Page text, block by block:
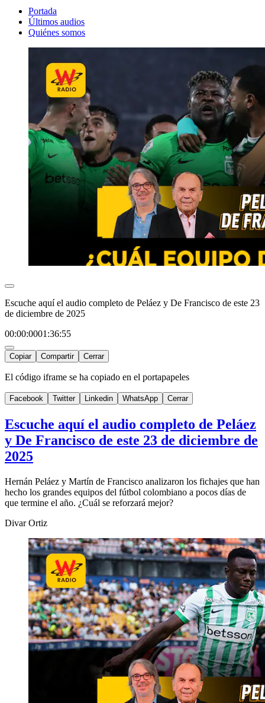
Portada
Últimos audios
Quiénes somos
Escuche aquí el audio completo de Peláez y De Francisco de este 23
de diciembre de 2025
00:00:0001:36:55
Copiar Compartir Cerrar
El código iframe se ha copiado en el portapapeles
Facebook Twitter Linkedin WhatsApp Cerrar
Escuche aquí el audio completo de Peláez
y De Francisco de este 23 de diciembre de
2025
Hernán Peláez y Martín de Francisco analizaron los fichajes que han
hecho los grandes equipos del fútbol colombiano a pocos días de
que termine el año. ¿Cuál se reforzará mejor?
Divar Ortiz